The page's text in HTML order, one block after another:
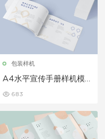
包装样机
A4水平宣传手册样机模型
683